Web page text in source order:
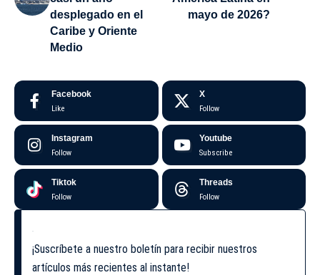
desplegado en el
Caribe y Oriente
Medio
mayo de 2026?
Facebook
Like
X
Follow
Instagram
Follow
Youtube
Subscribe
Tiktok
Follow
Threads
Follow
¡Suscríbete a nuestro boletín para recibir nuestros
artículos más recientes al instante!